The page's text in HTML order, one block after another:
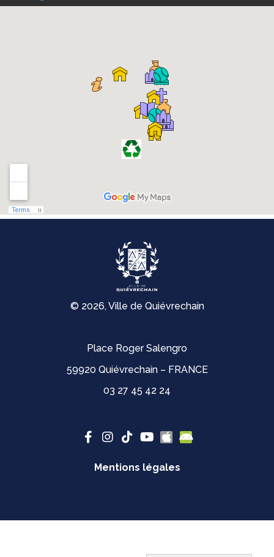
© 2026, Ville de Quiévrechain
Place Roger Salengro
59920 Quiévrechain – FRANCE
03 27 45 42 24
Mentions légales